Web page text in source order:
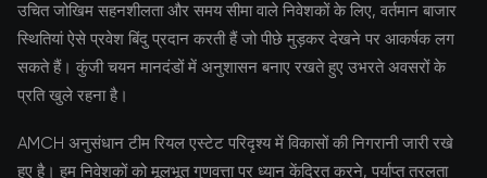
उचित जोखिम सहनशीलता और समय सीमा वाले निवेशकों के लिए, वर्तमान बाजार
स्थितियां ऐसे प्रवेश बिंदु प्रदान करती हैं जो पीछे मुड़कर देखने पर आकर्षक लग
सकते हैं। कुंजी चयन मानदंडों में अनुशासन बनाए रखते हुए उभरते अवसरों के
प्रति खुले रहना है।
AMCH अनुसंधान टीम रियल एस्टेट परिदृश्य में विकासों की निगरानी जारी रखे
हुए है। हम निवेशकों को मूलभूत गुणवत्ता पर ध्यान केंद्रित करने, पर्याप्त तरलता